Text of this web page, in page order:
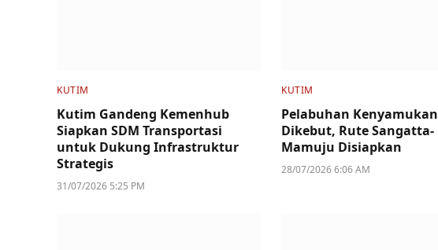
KUTIM
Kutim Gandeng Kemenhub
Siapkan SDM Transportasi
untuk Dukung Infrastruktur
Strategis
31/07/2026 5:25 PM
KUTIM
Pelabuhan Kenyamukan
Dikebut, Rute Sangatta-
Mamuju Disiapkan
28/07/2026 6:06 AM